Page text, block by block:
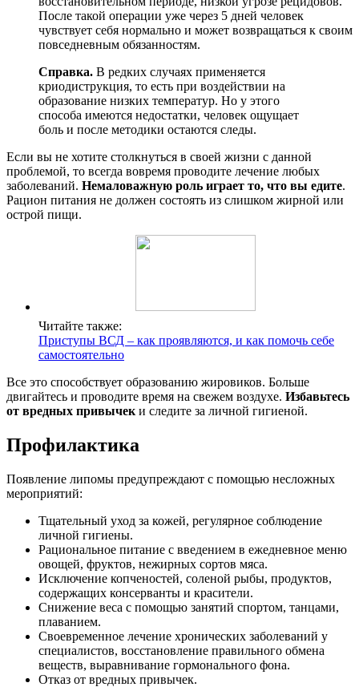
После такой операции уже через 5 дней человек
чувствует себя нормально и может возвращаться к своим
повседневным обязанностям.
Справка. В редких случаях применяется
криодиструкция, то есть при воздействии на
образование низких температур. Но у этого
способа имеются недостатки, человек ощущает
боль и после методики остаются следы.
Если вы не хотите столкнуться в своей жизни с данной
проблемой, то всегда вовремя проводите лечение любых
заболеваний. Немаловажную роль играет то, что вы едите.
Рацион питания не должен состоять из слишком жирной или
острой пищи.
Читайте также:
Приступы ВСД – как проявляются, и как помочь себе
самостоятельно
Все это способствует образованию жировиков. Больше
двигайтесь и проводите время на свежем воздухе. Избавьтесь
от вредных привычек и следите за личной гигиеной.
Профилактика
Появление липомы предупреждают с помощью несложных
мероприятий:
Тщательный уход за кожей, регулярное соблюдение
личной гигиены.
Рациональное питание с введением в ежедневное меню
овощей, фруктов, нежирных сортов мяса.
Исключение копченостей, соленой рыбы, продуктов,
содержащих консерванты и красители.
Снижение веса с помощью занятий спортом, танцами,
плаванием.
Своевременное лечение хронических заболеваний у
специалистов, восстановление правильного обмена
веществ, выравнивание гормонального фона.
Отказ от вредных привычек.